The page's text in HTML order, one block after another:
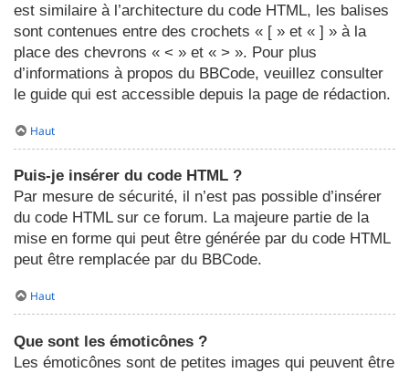
est similaire à l’architecture du code HTML, les balises
sont contenues entre des crochets « [ » et « ] » à la
place des chevrons « < » et « > ». Pour plus
d’informations à propos du BBCode, veuillez consulter
le guide qui est accessible depuis la page de rédaction.
Haut
Puis-je insérer du code HTML ?
Par mesure de sécurité, il n’est pas possible d’insérer
du code HTML sur ce forum. La majeure partie de la
mise en forme qui peut être générée par du code HTML
peut être remplacée par du BBCode.
Haut
Que sont les émoticônes ?
Les émoticônes sont de petites images qui peuvent être